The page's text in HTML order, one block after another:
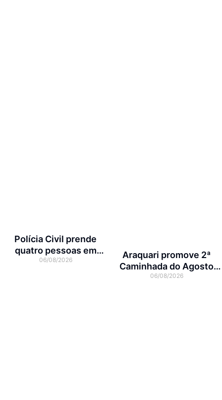
Polícia Civil prende
quatro pessoas em
operação contra tráfico
06/08/2026
Araquari promove 2ª
Caminhada do Agosto
Lilás no dia 7 de agosto
06/08/2026